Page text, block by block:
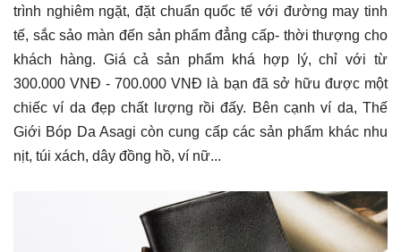
trình nghiêm ngặt, đặt chuẩn quốc tế với đường may tinh
tế, sắc sảo màn đến sản phẩm đẳng cấp- thời thượng cho
khách hàng. Giá cả sản phẩm khá hợp lý, chỉ với từ
300.000 VNĐ - 700.000 VNĐ là bạn đã sở hữu được một
chiếc ví da đẹp chất lượng rồi đấy. Bên cạnh ví da, Thế
Giới Bóp Da Asagi còn cung cấp các sản phẩm khác nhu
nịt, túi xách, dây đồng hồ, ví nữ...